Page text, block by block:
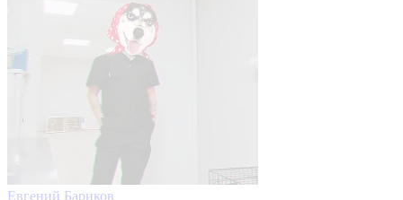
Евгений Бариков